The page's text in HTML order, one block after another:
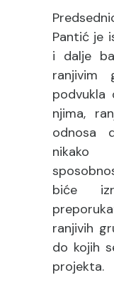
Pantić je
i dalje
ranjivim
njima,
odnosa
nikako
biće
ranjivih
do kojih
projekta.